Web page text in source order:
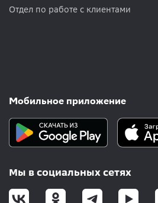
Отдел по работе с клиентами
Мобильное приложение
Мы в социальных сетях